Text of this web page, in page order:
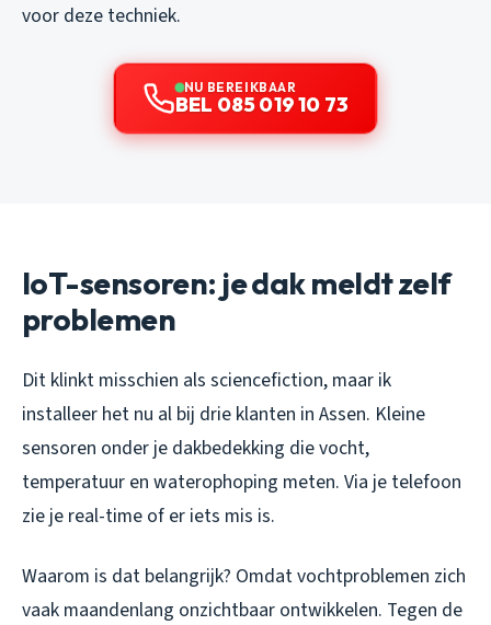
voor deze techniek.
NU BEREIKBAAR
BEL 085 019 10 73
IoT-sensoren: je dak meldt zelf
problemen
Dit klinkt misschien als sciencefiction, maar ik
installeer het nu al bij drie klanten in Assen. Kleine
sensoren onder je dakbedekking die vocht,
temperatuur en waterophoping meten. Via je telefoon
zie je real-time of er iets mis is.
Waarom is dat belangrijk? Omdat vochtproblemen zich
vaak maandenlang onzichtbaar ontwikkelen. Tegen de